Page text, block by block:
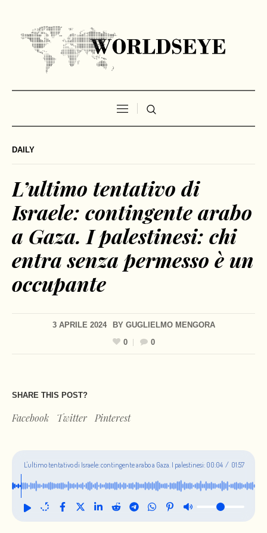
DAILY
L’ultimo tentativo di
Israele: contingente arabo
a Gaza. I palestinesi: chi
entra senza permesso è un
occupante
3 APRILE 2024 BY GUGLIELMO MENGORA
0
0
SHARE THIS POST?
Facebook Twitter Pinterest
L'ultimo tentativo di Israele: contingente arabo a Gaza. I palestinesi:
chi entra senza permesso è un occupante
00:05 / 01:57